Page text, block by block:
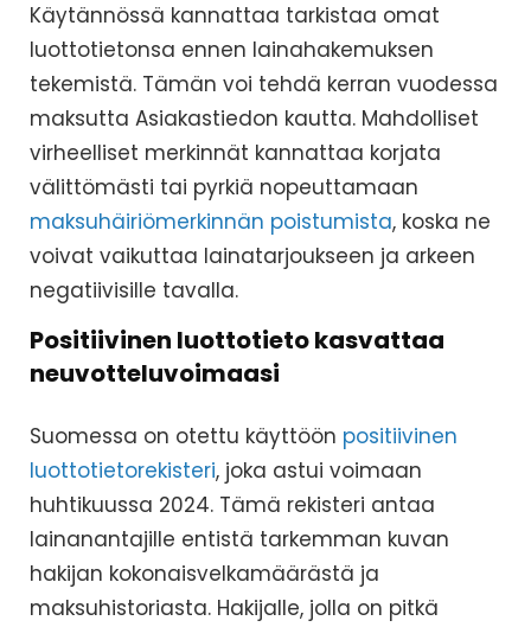
Käytännössä kannattaa tarkistaa omat
luottotietonsa ennen lainahakemuksen
tekemistä. Tämän voi tehdä kerran vuodessa
maksutta Asiakastiedon kautta. Mahdolliset
virheelliset merkinnät kannattaa korjata
välittömästi tai pyrkiä nopeuttamaan
maksuhäiriömerkinnän poistumista, koska ne
voivat vaikuttaa lainatarjoukseen ja arkeen
negatiivisille tavalla.
Positiivinen luottotieto kasvattaa
neuvotteluvoimaasi
Suomessa on otettu käyttöön positiivinen
luottotietorekisteri, joka astui voimaan
huhtikuussa 2024. Tämä rekisteri antaa
lainanantajille entistä tarkemman kuvan
hakijan kokonaisvelkamäärästä ja
maksuhistoriasta. Hakijalle, jolla on pitkä